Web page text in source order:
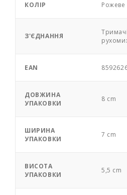
КОЛІР Pожеве
З'ЄДНАННЯ
EAN
ДОВЖИНА
УПАКОВКИ
8 cm
ШИРИНА
УПАКОВКИ
7 cm
ВИСОТА
УПАКОВКИ
5,5 cm